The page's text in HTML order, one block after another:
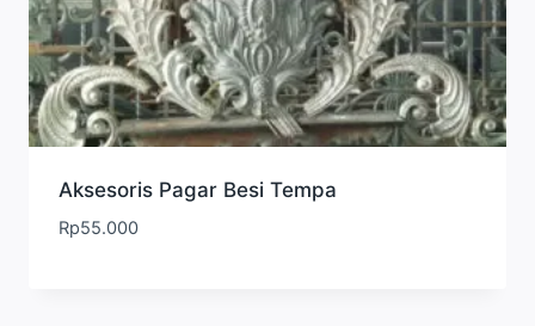
Aksesoris Pagar Besi Tempa
Rp55.000